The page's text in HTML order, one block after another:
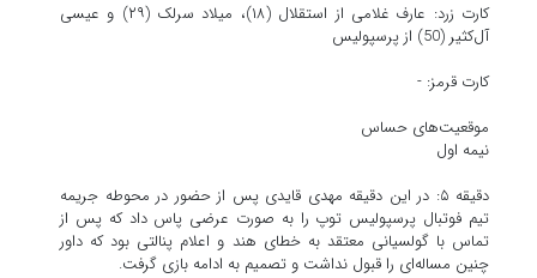
کارت زرد: عارف غلامی از استقلال (۱۸)، میلاد سرلک (۲۹) و عیسی
آل‌کثیر (50) از پرسپولیس
کارت قرمز: -
موقعیت‌های حساس
نیمه اول
دقیقه ۵: در این دقیقه مهدی قایدی پس از حضور در محوطه جریمه
تیم فوتبال پرسپولیس توپ را به صورت عرضی پاس داد که پس از
تماس با گولسیانی معتقد به خطای هند و اعلام پنالتی بود که داور
چنین مساله‌ای را قبول نداشت و تصمیم به ادامه بازی گرفت.